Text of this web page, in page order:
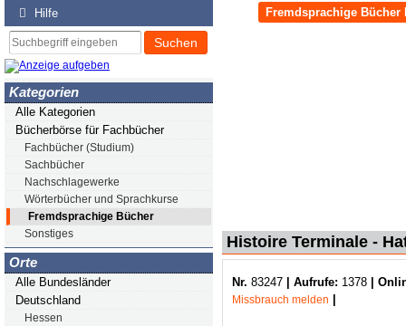
Hilfe
Suchen
Kategorien
Alle Kategorien
Bücherbörse für Fachbücher
Fachbücher (Studium)
Sachbücher
Nachschlagewerke
Wörterbücher und Sprachkurse
Fremdsprachige Bücher
Sonstiges
Orte
Alle Bundesländer
Deutschland
Hessen
Fremdsprachige Bücher
Histoire Terminale -
Nr. 83247 | Aufrufe: 1378 |
Missbrauch melden